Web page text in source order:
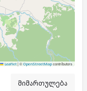
Leaflet |© OpenStreetMap contributors
მიმართულება